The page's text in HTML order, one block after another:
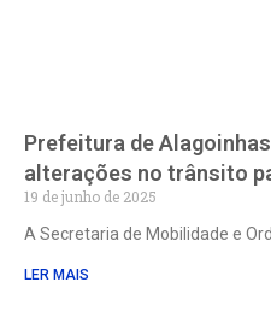
Prefeitura de
alterações no trânsito
19 de junho de 2025
A Secretaria de Mobilidade e
LER MAIS